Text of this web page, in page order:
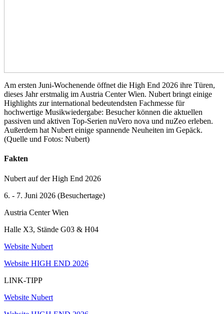
Am ersten Juni-Wochenende öffnet die High End 2026 ihre Türen,
dieses Jahr erstmalig im Austria Center Wien. Nubert bringt einige
Highlights zur international bedeutendsten Fachmesse für
hochwertige Musikwiedergabe: Besucher können die aktuellen
passiven und aktiven Top-Serien nuVero nova und nuZeo erleben.
Außerdem hat Nubert einige spannende Neuheiten im Gepäck.
(Quelle und Fotos: Nubert)
Fakten
Nubert auf der High End 2026
6. - 7. Juni 2026 (Besuchertage)
Austria Center Wien
Halle X3, Stände G03 & H04
Website Nubert
Website HIGH END 2026
LINK-TIPP
Website Nubert